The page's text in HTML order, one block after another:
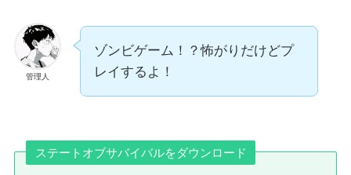
管理人
ゾンビゲーム！？怖がりだけどプ
レイするよ！
ステートオブサバイバルをダウンロード